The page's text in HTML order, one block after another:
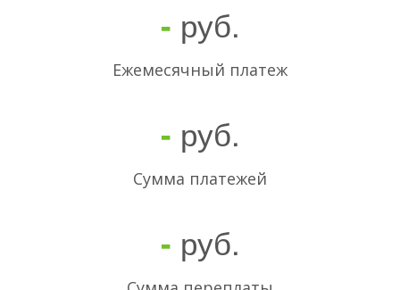
- руб.
Ежемесячный платеж
- руб.
Cумма платежей
- руб.